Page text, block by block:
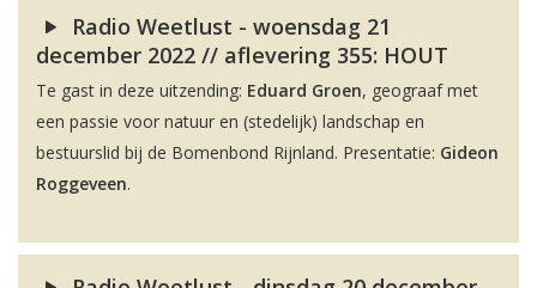
Radio Weetlust - woensdag 21
december 2022 // aflevering 355: HOUT
Te gast in deze uitzending: Eduard Groen, geograaf met
een passie voor natuur en (stedelijk) landschap en
bestuurslid bij de Bomenbond Rijnland. Presentatie: Gideon
Roggeveen.